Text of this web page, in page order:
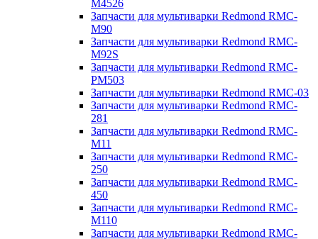
M4526
Запчасти для мультиварки Redmond RMC-
M90
Запчасти для мультиварки Redmond RMC-
M92S
Запчасти для мультиварки Redmond RMC-
PM503
Запчасти для мультиварки Redmond RMC-03
Запчасти для мультиварки Redmond RMC-
281
Запчасти для мультиварки Redmond RMC-
M11
Запчасти для мультиварки Redmond RMC-
250
Запчасти для мультиварки Redmond RMC-
450
Запчасти для мультиварки Redmond RMC-
M110
Запчасти для мультиварки Redmond RMC-